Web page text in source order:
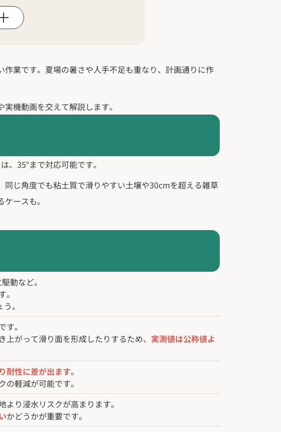
業です。夏場の暑さや人手不足も重なり、計画通りに作
機動画を交えて解説します。
、35°まで対応可能です。
じ角度でも粘土質で滑りやすい土壌や30cmを超える雑草
ースも。
動など。
。
。
す。
がって滑り面を形成したりするため、 実測値は公称値よ
耐性に差が出ます。
軽減が可能です。
り浸水リスクが高まります。
かどうかが重要です。